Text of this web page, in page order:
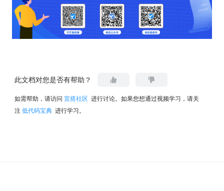
此文档对您是否有帮助？
如需帮助，请访问 宜搭社区 进行讨论。如果您想通过视频学习，请关
注 低代码宝典 进行学习。